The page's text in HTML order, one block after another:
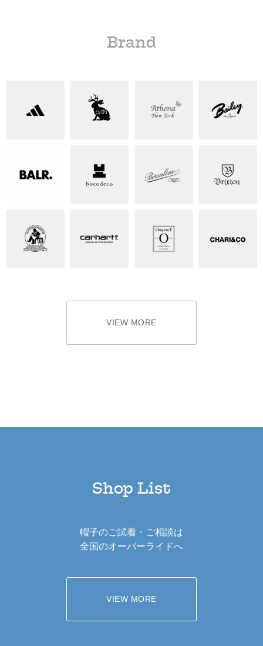
Brand
VIEW MORE
Shop List
帽子のご試着・ご相談は
全国のオーバーライドへ
VIEW MORE